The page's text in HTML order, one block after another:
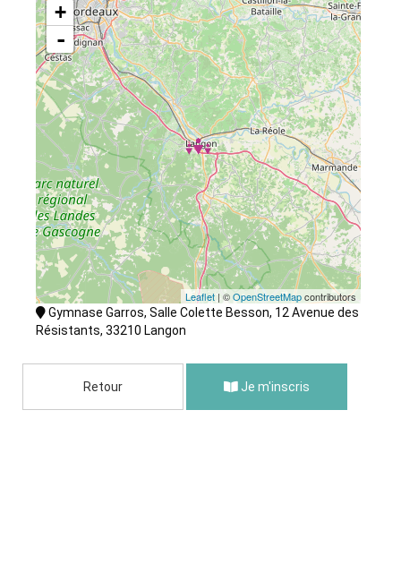
+
-
Leaflet | ©OpenStreetMapcontributors
Résistants, 33210 Langon
Retour Je m'inscris